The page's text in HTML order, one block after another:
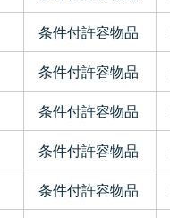
条件付許容物品
条件付許容物品
条件付許容物品
条件付許容物品
条件付許容物品